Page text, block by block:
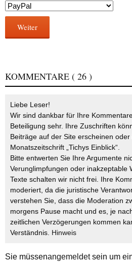
Weiter
KOMMENTARE ( 26 )
Liebe Leser!
Wir sind dankbar für Ihre
Beteiligung sehr. Ihre Zuschriften
Beiträge auf der Site erscheinen
Monatszeitschrift „Tichys Einblick“.
Bitte entwerten Sie Ihre Argumente
Verunglimpfungen oder inakzeptable
Texte schalten wir nicht frei. Ihre
moderiert, da die juristische
verstehen Sie, dass die Moderation
morgens Pause macht und es, je
zeitlichen Verzögerungen kommen
Verständnis. Hinweis
Sie müssenangemeldetsein um